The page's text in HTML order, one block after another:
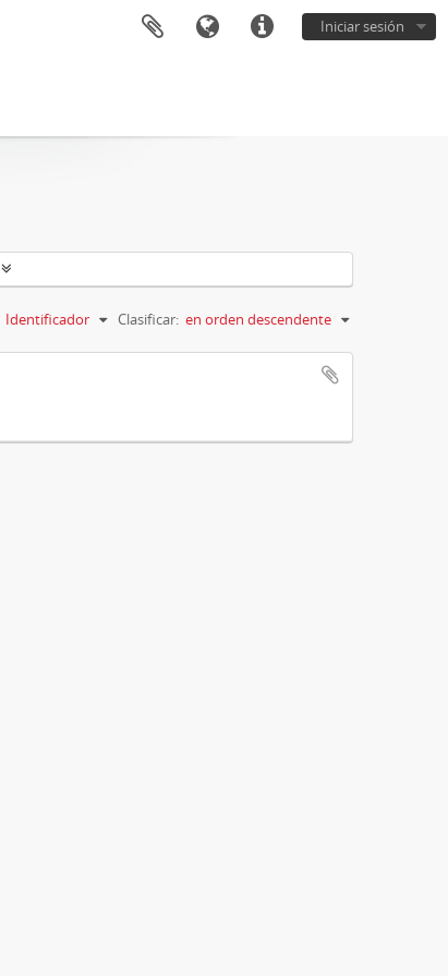
Iniciar sesión
Identificador Clasificar: en orden descendente